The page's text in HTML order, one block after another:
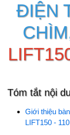
ĐIỆN
Tóm tắt nội
Giới thiệu
LIFT150 -